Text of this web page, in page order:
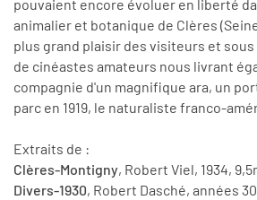
pouvaient encore évoluer en liberté
animalier et botanique de Clères
plus grand plaisir des visiteurs et
de cinéastes amateurs nous livrant
compagnie d'un magnifique ara, un
parc en 1919, le naturaliste franco-
Extraits de :
Clères-Montigny, Robert Viel, 1934,
Divers-1930, Robert Dasché, années